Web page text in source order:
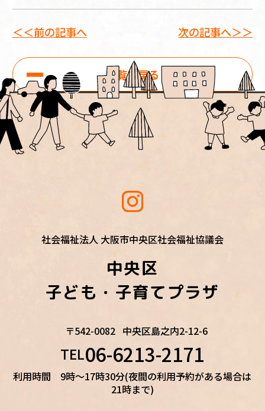
＜＜前の記事へ
一覧に戻る
次の記事へ＞＞
社会福祉法人 大阪市中央区社会福祉協議会
中央区
子ども・子育てプラザ
〒542-0082 中央区島之内2-12-6
TEL06-6213-2171
利用時間 9時～17時30分(夜間の利用予約がある場合は
21時まで)